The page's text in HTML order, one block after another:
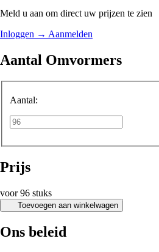
Meld u aan om direct uw prijzen te zien
Inloggen → Aanmelden
Aantal Omvormers
Aantal:
Prijs
voor 96 stuks
Toevoegen aan winkelwagen
Ons beleid